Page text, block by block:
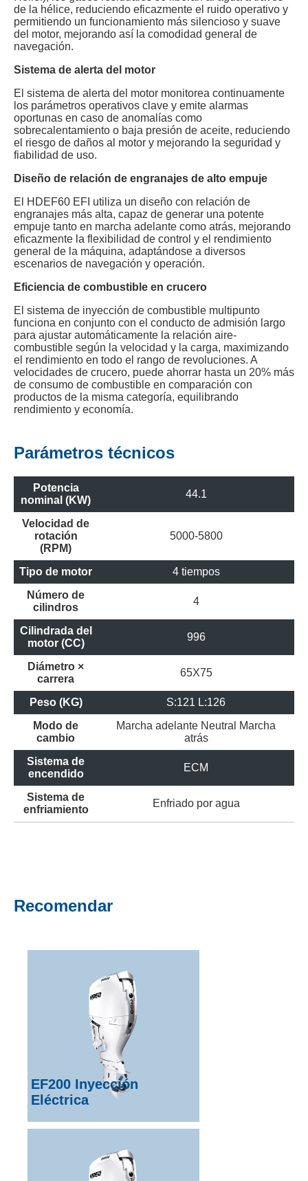
de la hélice, reduciendo eficazmente el ruido operativo y
permitiendo un funcionamiento más silencioso y suave
del motor, mejorando así la comodidad general de
navegación.
Sistema de alerta del motor
El sistema de alerta del motor monitorea continuamente
los parámetros operativos clave y emite alarmas
oportunas en caso de anomalías como
sobrecalentamiento o baja presión de aceite, reduciendo
el riesgo de daños al motor y mejorando la seguridad y
fiabilidad de uso.
Diseño de relación de engranajes de alto empuje
El HDEF60 EFI utiliza un diseño con relación de
engranajes más alta, capaz de generar una potente
empuje tanto en marcha adelante como atrás, mejorando
eficazmente la flexibilidad de control y el rendimiento
general de la máquina, adaptándose a diversos
escenarios de navegación y operación.
Eficiencia de combustible en crucero
El sistema de inyección de combustible multipunto
funciona en conjunto con el conducto de admisión largo
para ajustar automáticamente la relación aire-
combustible según la velocidad y la carga, maximizando
el rendimiento en todo el rango de revoluciones. A
velocidades de crucero, puede ahorrar hasta un 20% más
de consumo de combustible en comparación con
productos de la misma categoría, equilibrando
rendimiento y economía.
Parámetros técnicos
Potencia
nominal (KW)
44.1
Velocidad de
rotación
(RPM)
5000-5800
Tipo de motor
4 tiempos
Número de
cilindros
4
Cilindrada del
motor (CC)
996
Diámetro ×
carrera
65X75
Peso (KG)
S:121 L:126
Modo de
cambio
Marcha adelante Neutral
Marcha
atrás
Sistema de
encendido
ECM
Sistema de
enfriamiento
Enfriado por agua
Recomendar
EF200 Inyección
Eléctrica